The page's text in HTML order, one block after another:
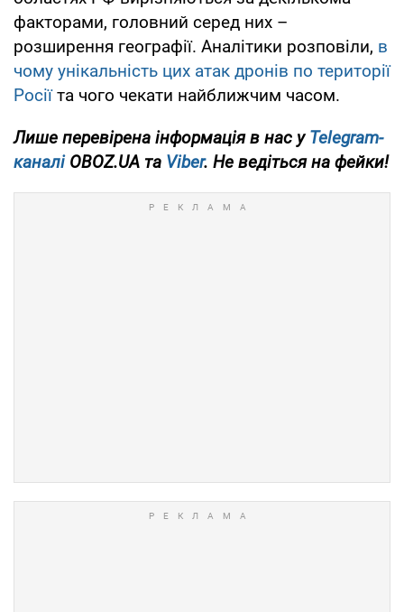
факторами, головний серед них –
розширення географії. Аналітики розповіли, в
чому унікальність цих атак дронів по території
Росіїта чого чекати найближчим часом.
Лише перевірена інформація в нас уTelegram-
каналіOBOZ.UA та Viber. Не ведіться на фейки!